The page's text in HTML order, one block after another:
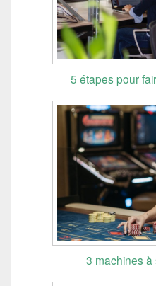
5 étapes pour
3 machines